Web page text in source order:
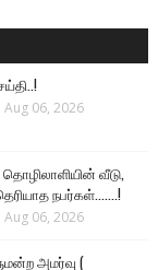
Aug 06, 2026
வீடு,
நபர்கள்.......!
Aug 06, 2026
அமர்வு (